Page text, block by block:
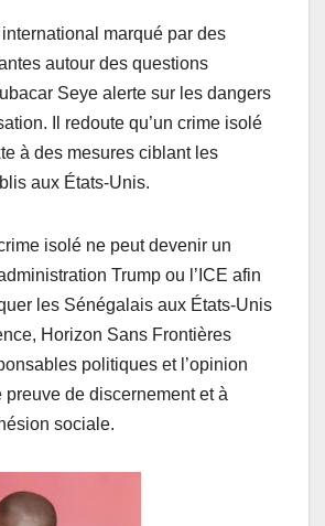
marqué par des
autour des questions
Seye alerte sur les dangers
Il redoute qu’un crime isolé
à des mesures ciblant les
aux États-Unis.
isolé ne peut devenir un
Trump ou l’ICE afin
les Sénégalais aux États-Unis
Horizon Sans Frontières
politiques et l’opinion
preuve de discernement et à
sociale.